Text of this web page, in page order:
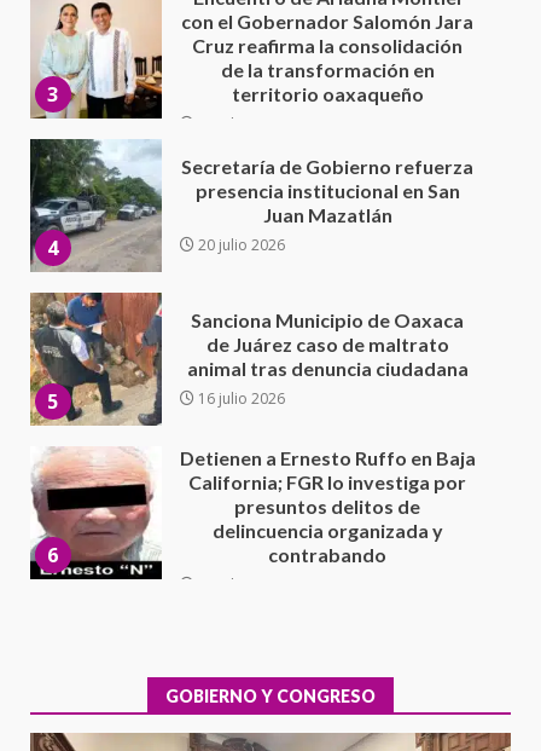
4
Secretaría de Gobierno refuerza
presencia institucional en San
Juan Mazatlán
20 julio 2026
5
Sanciona Municipio de Oaxaca
de Juárez caso de maltrato
animal tras denuncia ciudadana
16 julio 2026
6
California; FGR lo investiga por
presuntos delitos de
delincuencia organizada y
contrabando
7
Sin paso carretera Oaxaca-
Cuacnopalan
26 junio 2026
1
integral de las instalaciones de la
Escuela Secundaria General
Moisés Sáenz Garza
GOBIERNO Y CONGRESO